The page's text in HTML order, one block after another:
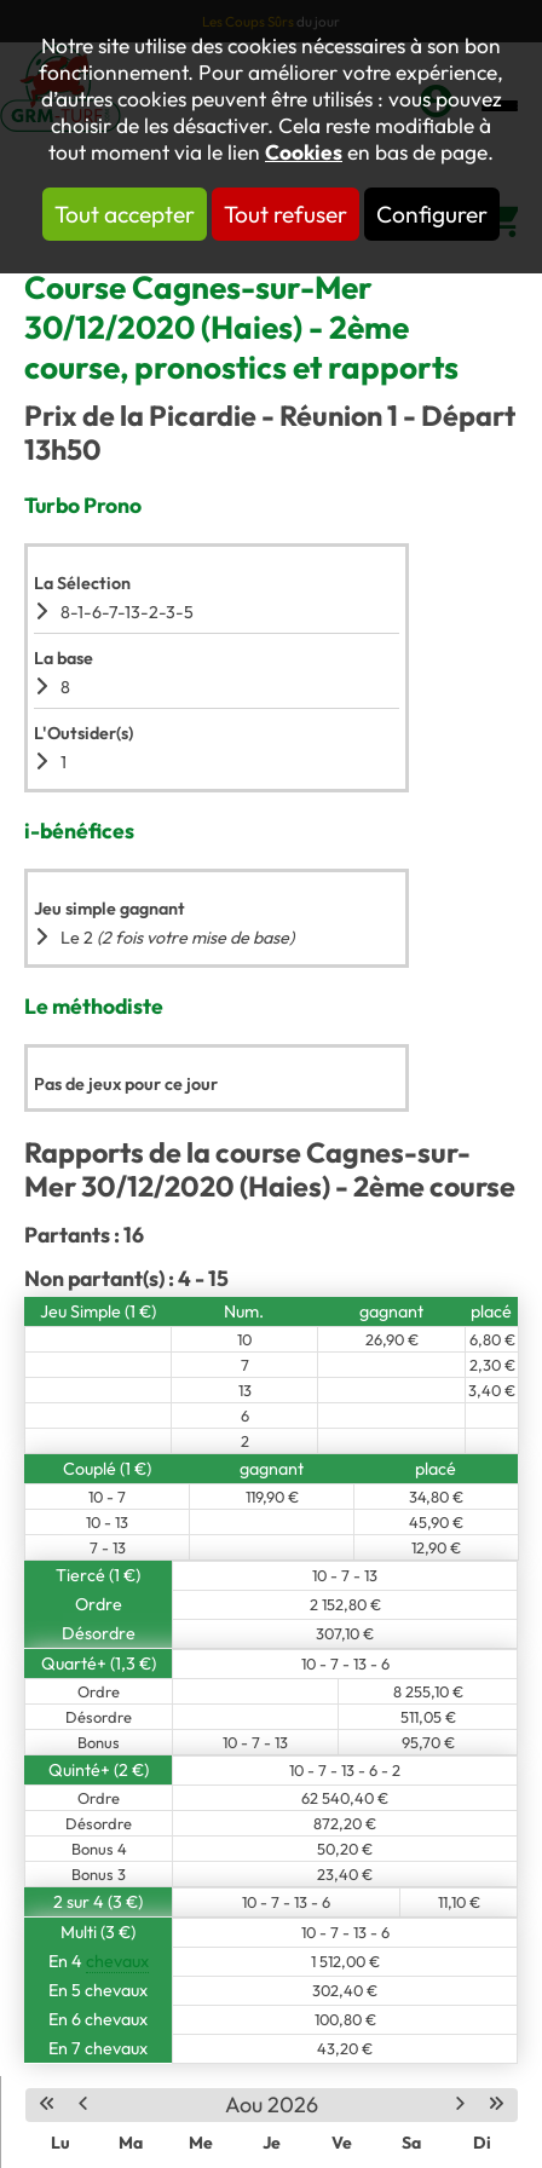
Notre site utilise des cookies nécessaires à son bon
fonctionnement. Pour améliorer votre expérience,
d’autres cookies peuvent être utilisés : vous pouvez
choisir de les désactiver. Cela reste modifiable à
tout moment via le lien Cookiesen bas de page.
Tout accepter Tout refuser Configurer
Les Coups Sûrs du jour
Mon
compte
Aou 2026
Lu Ma Me Je Ve Sa Di
Course Cagnes-sur-Mer
30/12/2020 (Haies) - 2ème
course, pronostics et rapports
Prix de la Picardie - Réunion 1 - Départ
13h50
Turbo Prono
La Sélection
8-1-6-7-13-2-3-5
La base
8
L'Outsider(s)
1
i-bénéfices
Jeu simple gagnant
Le 2 (2 fois votre mise de base)
Le méthodiste
Pas de jeux pour ce jour
Rapports de la course Cagnes-sur-
Mer 30/12/2020 (Haies) - 2ème course
Partants : 16
Non partant(s) : 4 - 15
Jeu Simple (1 €) Num. gagnant placé
10 26,90 €
6,80 €
7
2,30 €
13
3,40 €
6
2
Couplé (1 €) gagnant placé
10 - 7 119,90 €
34,80 €
10 - 13
45,90 €
7 - 13
12,90 €
Tiercé (1 €) 10 - 7 - 13
Ordre 2 152,80 €
Désordre 307,10 €
Quarté+ (1,3 €)
10 - 7 - 13 - 6
Ordre
8 255,10 €
Désordre
511,05 €
Bonus
10 - 7 - 13 95,70 €
Quinté+ (2 €)
10 - 7 - 13 - 6 - 2
Ordre
62 540,40 €
Désordre
872,20 €
Bonus 4
50,20 €
Bonus 3
23,40 €
2 sur 4 (3 €) 10 - 7 - 13 - 6 11,10 €
Multi (3 €) 10 - 7 - 13 - 6
En 4 chevaux 1 512,00 €
En 5 chevaux 302,40 €
En 6 chevaux 100,80 €
En 7 chevaux 43,20 €